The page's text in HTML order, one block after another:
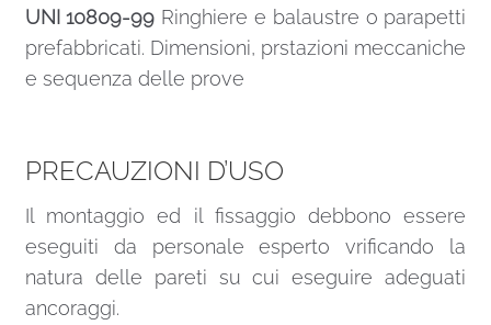
UNI 10809-99 Ringhiere e balaustre o parapetti
prefabbricati. Dimensioni, prstazioni meccaniche
e sequenza delle prove
PRECAUZIONI D’USO
Il montaggio ed il fissaggio debbono essere
eseguiti da personale esperto vrificando la
natura delle pareti su cui eseguire adeguati
ancoraggi.